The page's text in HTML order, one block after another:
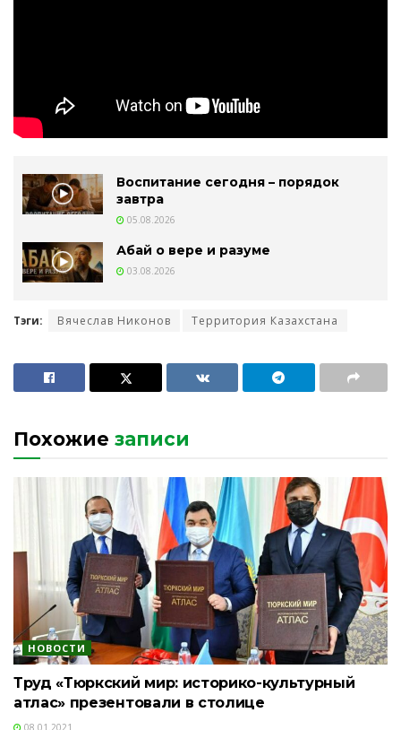
Воспитание сегодня – порядок
завтра
05.08.2026
Абай о вере и разуме
03.08.2026
Тэги: Вячеслав Никонов Территория Казахстана
Похожие записи
НОВОСТИ
Труд «Тюркский мир: историко-культурный
атлас» презентовали в столице
08.01.2021